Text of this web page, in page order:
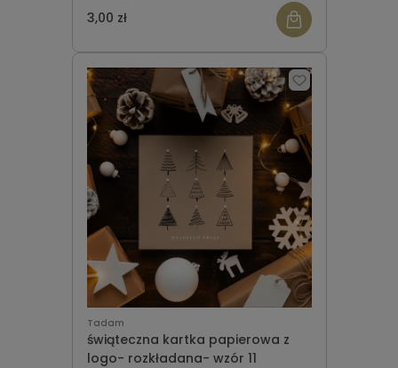
3,00 zł
Tadam
świąteczna kartka papierowa z
logo- rozkładana- wzór 11